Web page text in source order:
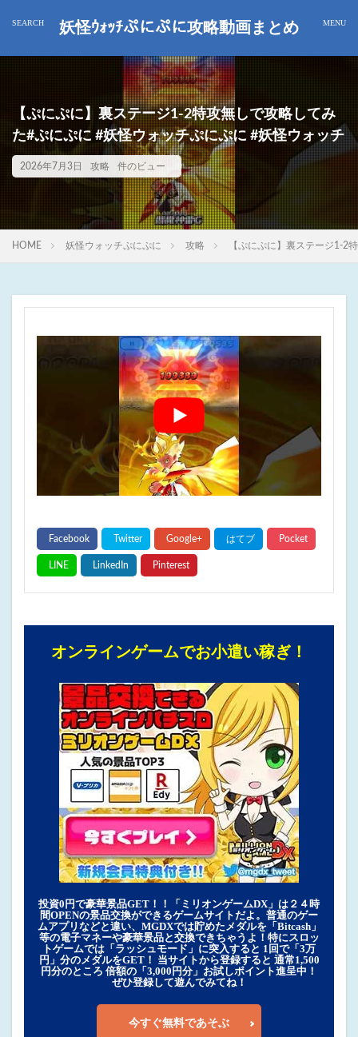
妖怪ｳｫｯﾁぷにぷに攻略動画まとめ
【ぷにぷに】裏ステージ1-2特攻無しで攻略してみ
た#ぷにぷに #妖怪ウォッチぷにぷに #妖怪ウォッチ
2026年7月3日 攻略 件のビュー
HOME 妖怪ウォッチぷにぷに 攻略 【ぷにぷに】裏ステージ1-2
オンラインゲームでお小遣い稼ぎ！
投資0円で豪華景品GET！！「ミリオンゲームDX」は２４時
間OPENの景品交換ができるゲームサイトだよ。普通のゲー
ムアプリなどと違い、MGDXでは貯めたメダルを「Bitcash」
等の電子マネーや豪華景品と交換できちゃうよ！特にスロッ
トゲームでは「ラッシュモード」に突入すると 1回で「3万
円」分のメダルをGET！ 当サイトから登録すると 通常1,500
円分のところ 倍額の「3,000円分」お試しポイント進呈中！
ぜひ登録して遊んでみてね！
今すぐ無料であそぶ